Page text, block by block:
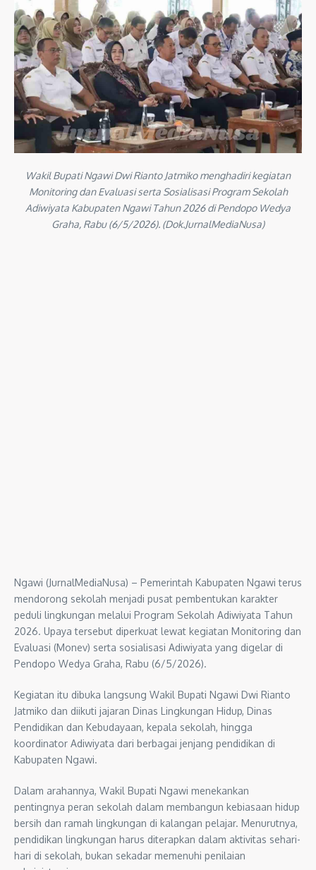
Wakil Bupati Ngawi Dwi Rianto Jatmiko menghadiri kegiatan
Monitoring dan Evaluasi serta Sosialisasi Program Sekolah
Adiwiyata Kabupaten Ngawi Tahun 2026 di Pendopo Wedya
Graha, Rabu (6/5/2026). (Dok.JurnalMediaNusa)
Ngawi (JurnalMediaNusa) – Pemerintah Kabupaten Ngawi terus
mendorong sekolah menjadi pusat pembentukan karakter
peduli lingkungan melalui Program Sekolah Adiwiyata Tahun
2026. Upaya tersebut diperkuat lewat kegiatan Monitoring dan
Evaluasi (Monev) serta sosialisasi Adiwiyata yang digelar di
Pendopo Wedya Graha, Rabu (6/5/2026).
Kegiatan itu dibuka langsung Wakil Bupati Ngawi Dwi Rianto
Jatmiko dan diikuti jajaran Dinas Lingkungan Hidup, Dinas
Pendidikan dan Kebudayaan, kepala sekolah, hingga
koordinator Adiwiyata dari berbagai jenjang pendidikan di
Kabupaten Ngawi.
Dalam arahannya, Wakil Bupati Ngawi menekankan
pentingnya peran sekolah dalam membangun kebiasaan hidup
bersih dan ramah lingkungan di kalangan pelajar. Menurutnya,
pendidikan lingkungan harus diterapkan dalam aktivitas sehari-
hari di sekolah, bukan sekadar memenuhi penilaian